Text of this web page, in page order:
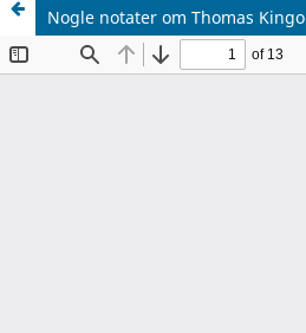
Nogle notater om Thomas Kingo